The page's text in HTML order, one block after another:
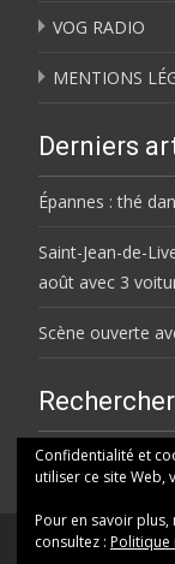
VOG RADIO
MENTIONS
Derniers
Épannes : thé
Saint-Jean-de-
août avec 3
Scène ouverte
Rechercher
Confidentialité et
utiliser ce site Web,
Pour en savoir
consultez : Politique